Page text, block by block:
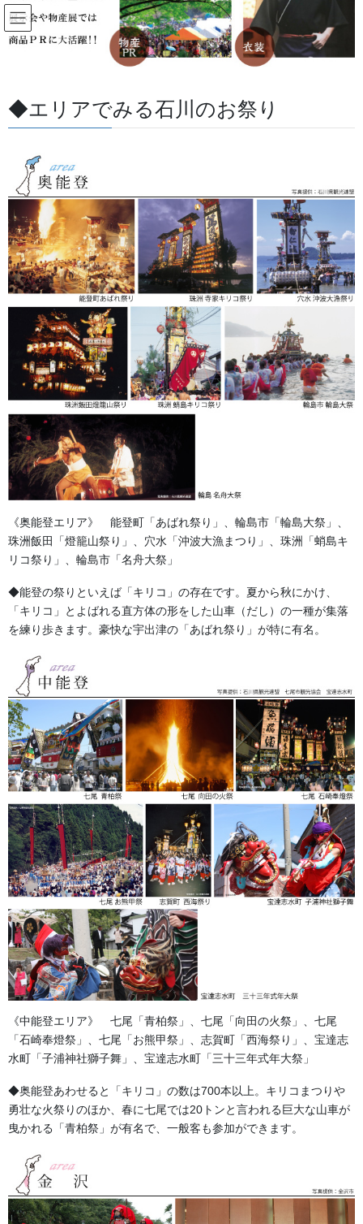
コ
ン
テ
移
動
ナ
ビ
ゲ
ン
に
お祭り用品
お祭り用品
金沢の伝統文化である加賀獅子舞をはじめとした、祭礼
行事のあらゆる用品を取り扱う専門店です。 一般的な
法被や衣装はもちろん、獅子舞に欠かせない「獅子のか
や（蚊帳）」や、お祭りに用いる「目録」など、専門知
「どこに頼めばいいかわからない」「伝統的な形式を正
しく守りたい」 そんな保存会や地域の皆さまのご要望
します。
石川県金沢市で、加賀獅子舞や法被などの祭礼衣装を専
門に手がけてきた「森佐」。その確かな品質と専門知識
は、今や金沢の地を飛び出し、全国各地の保存会や祭事
団体様から数多くのオーダーをいただくまでになりまし
遠方のお客様もご安心ください。長年の実績をもとに、
お電話やメールで細やかに打ち合わせを行い、理想の一
全国の祭礼関係者の皆様、どんな些細なことでも、まず
はお気軽にお問い合わせください！
取り扱い商品
◆エリアでみる石川のお祭り
《奥能登エリア》 能登町「あばれ祭り」、輪島市「輪島大祭」、
珠洲飯田「燈籠山祭り」、穴水「沖波大漁まつり」、珠洲「蛸島キ
リコ祭り」、輪島市「名舟大祭」
◆能登の祭りといえば「キリコ」の存在です。夏から秋にかけ、
「キリコ」とよばれる直方体の形をした山車（だし）の一種が集落
を練り歩きます。豪快な宇出津の「あばれ祭り」が特に有名。
《中能登エリア》 七尾「青柏祭」、七尾「向田の火祭」、七尾
「石崎奉燈祭」、七尾「お熊甲祭」、志賀町「西海祭り」、宝達志
水町「子浦神社獅子舞」、宝達志水町「三十三年式年大祭」
◆奥能登あわせると「キリコ」の数は700本以上。キリコまつりや
勇壮な火祭りのほか、春に七尾では20トンと言われる巨大な山車が
曳かれる「青柏祭」が有名で、一般客も参加ができます。